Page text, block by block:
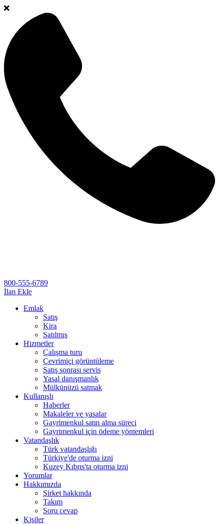
800-555-6789
İlan Ekle
Emlak
Satış
Kira
Satılmış
Hizmetler
Çalışma turu
Çevrimiçi görüntüleme
Satış sonrası servis
Yasal danışmanlık
Mülkünüzü satmak
Kullanışlı
Haberler
Makaleler ve yasalar
Gayrimenkul satın alma süreci
Gayrimenkul için ödeme yöntemleri
Vatandaşlık
Türk vatandaşlığı
Türkiye'de oturma izni
Kuzey Kıbrıs'ta oturma izni
Yorumlar
Hakkımızda
Şirket hakkında
Takım
Soru cevap
Kişiler